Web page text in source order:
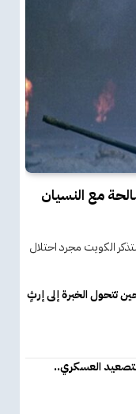
مع النسيان
الكويت مجرد احتلال
تتحول الخبرة إلى إرثٍ
العسكري..